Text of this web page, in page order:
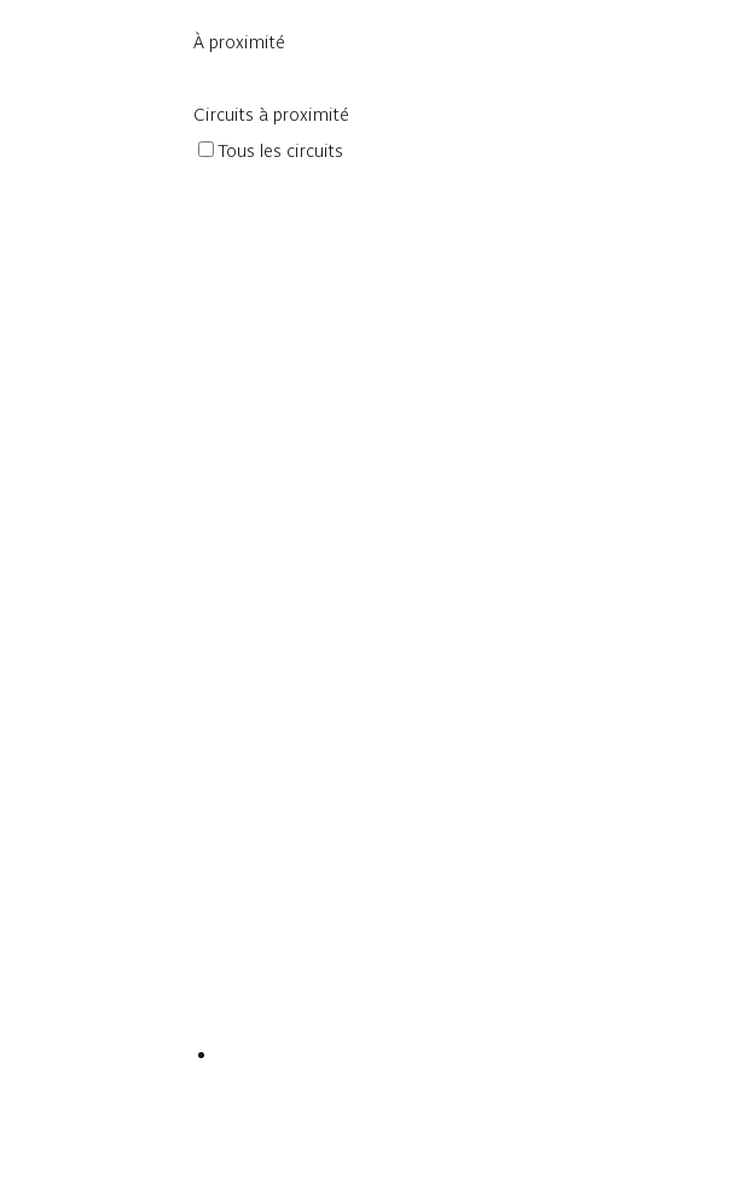
À proximité
Circuits à proximité
Tous les circuits